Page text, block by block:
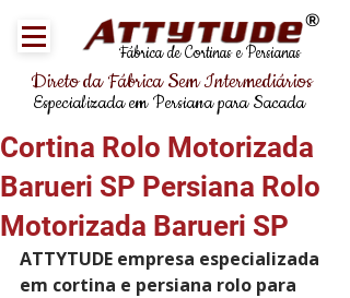
Fábrica de Cortinas e Persianas
®
Direto da Fábrica Sem Intermediários
Especializada em Persiana para Sacada
Cortina Rolo Motorizada
Barueri SP Persiana Rolo
Motorizada Barueri SP
ATTYTUDE empresa especializada
em cortina e persiana rolo para